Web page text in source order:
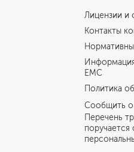
Лицензии и
Контакты
EMC
Политика
Сообщить о
Перечень